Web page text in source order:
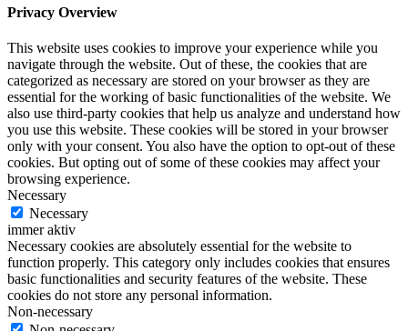
Privacy Overview
This website uses cookies to improve your experience while you
navigate through the website. Out of these, the cookies that are
categorized as necessary are stored on your browser as they are
essential for the working of basic functionalities of the website. We
also use third-party cookies that help us analyze and understand how
you use this website. These cookies will be stored in your browser
only with your consent. You also have the option to opt-out of these
cookies. But opting out of some of these cookies may affect your
browsing experience.
Necessary
Necessary
immer aktiv
Necessary cookies are absolutely essential for the website to
function properly. This category only includes cookies that ensures
basic functionalities and security features of the website. These
cookies do not store any personal information.
Non-necessary